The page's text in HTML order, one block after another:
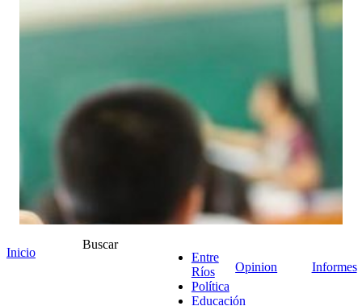
Inicio
Buscar
Entre
Ríos
Política
Educación
Opinion Informes